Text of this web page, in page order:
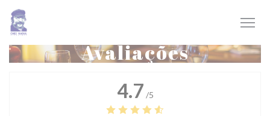
Painel de Gerenciamento de Cookies
Avaliações
4.7 /5